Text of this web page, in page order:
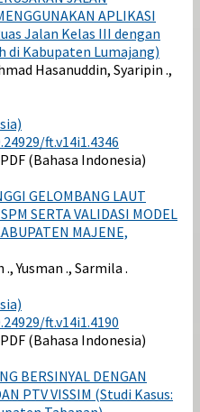
APLIKASI
Jalan Kelas III dengan
di Kabupaten Lumajang)
Hasanuddin, Syaripin .,
ft.v14i1.4346
PDF (Bahasa Indonesia)
GELOMBANG LAUT
SERTA VALIDASI MODEL
MAJENE,
Yusman ., Sarmila .
ft.v14i1.4190
PDF (Bahasa Indonesia)
BERSINYAL DENGAN
PTV VISSIM (Studi Kasus: